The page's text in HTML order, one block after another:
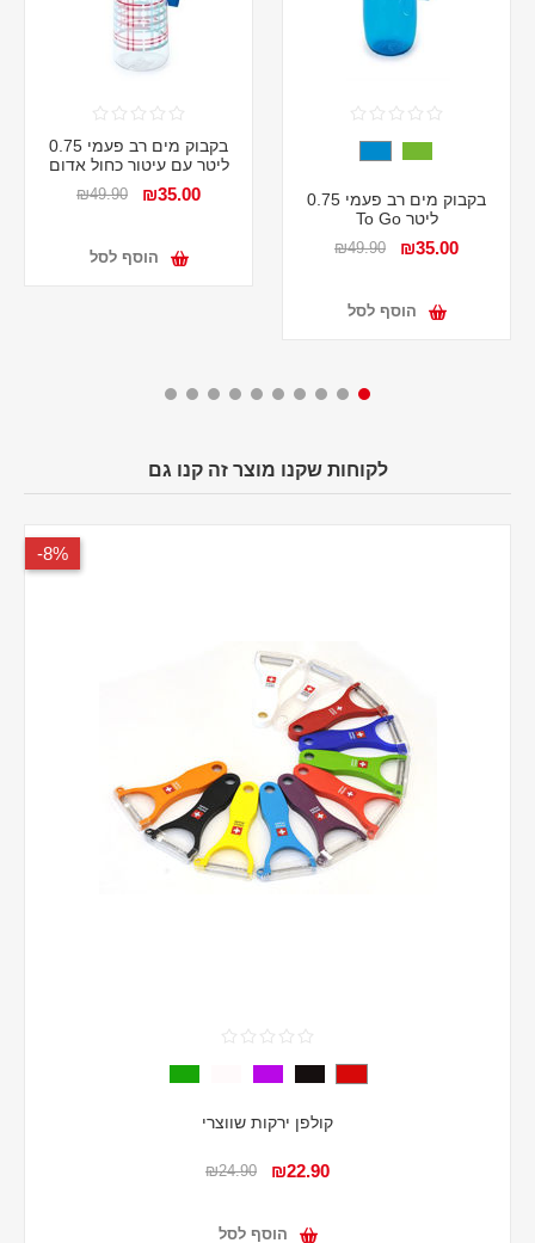
בקבוק מים רב פעמי 0.75
ליטר To Go
₪35.00
₪49.90
הוסף לסל
בקבוק מים רב פעמי 0.75
ליטר עם עיטור כחול אדום
₪35.00
₪49.90
הוסף לסל
לקוחות שקנו מוצר זה קנו גם
8%-
קולפן ירקות שווצרי
₪22.90
₪24.90
הוסף לסל